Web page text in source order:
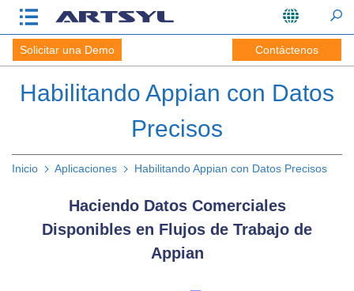
Solicitar una Demo Contáctenos
Habilitando Appian con Datos
Precisos
Inicio Aplicaciones Habilitando Appian con Datos Precisos
Haciendo Datos Comerciales
Disponibles en Flujos de Trabajo de
Appian